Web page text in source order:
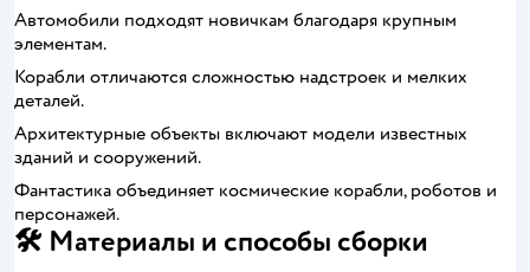
Автомобили подходят новичкам благодаря крупным
элементам.
Корабли отличаются сложностью надстроек и мелких
деталей.
Архитектурные объекты включают модели известных
зданий и сооружений.
Фантастика объединяет космические корабли, роботов и
персонажей.
🛠 Материалы и способы сборки